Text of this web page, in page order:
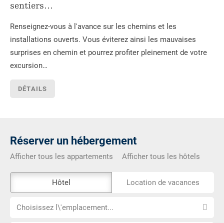
sentiers…
Renseignez-vous à l'avance sur les chemins et les
installations ouverts. Vous éviterez ainsi les mauvaises
surprises en chemin et pourrez profiter pleinement de votre
excursion…
DÉTAILS
Réserver un hébergement
Afficher tous les appartements Afficher tous les hôtels
de
réservation
Hôtel Location de vacances
Choisissez
Choisissez l\'emplacement...